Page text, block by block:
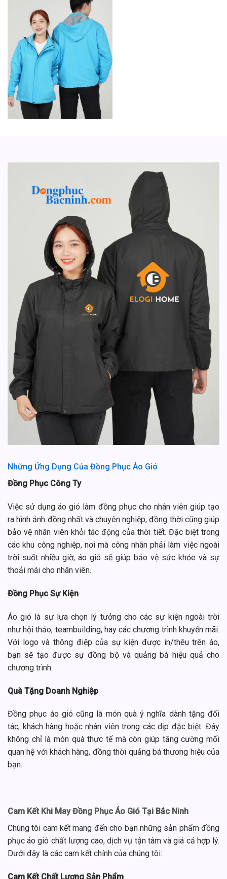
Những Ứng Dụng Của Đồng Phục Áo Gió
Đồng Phục Công Ty
Việc sử dụng áo gió làm đồng phục cho nhân viên giúp tạo
ra hình ảnh đồng nhất và chuyên nghiệp, đồng thời cũng giúp
bảo vệ nhân viên khỏi tác động của thời tiết. Đặc biệt trong
các khu công nghiệp, nơi mà công nhân phải làm việc ngoài
trời suốt nhiều giờ, áo gió sẽ giúp bảo vệ sức khỏe và sự
thoải mái cho nhân viên.
Đồng Phục Sự Kiện
Áo gió là sự lựa chọn lý tưởng cho các sự kiện ngoài trời
như hội thảo, teambuilding, hay các chương trình khuyến mãi.
Với logo và thông điệp của sự kiện được in/thêu trên áo,
bạn sẽ tạo được sự đồng bộ và quảng bá hiệu quả cho
chương trình.
Quà Tặng Doanh Nghiệp
Đồng phục áo gió cũng là món quà ý nghĩa dành tặng đối
tác, khách hàng hoặc nhân viên trong các dịp đặc biệt. Đây
không chỉ là món quà thực tế mà còn giúp tăng cường mối
quan hệ với khách hàng, đồng thời quảng bá thương hiệu của
bạn.
Cam Kết Khi May Đồng Phục Áo Gió Tại Bắc Ninh
Chúng tôi cam kết mang đến cho bạn những sản phẩm đồng
phục áo gió chất lượng cao, dịch vụ tận tâm và giá cả hợp lý.
Dưới đây là các cam kết chính của chúng tôi:
Cam Kết Chất Lượng Sản Phẩm